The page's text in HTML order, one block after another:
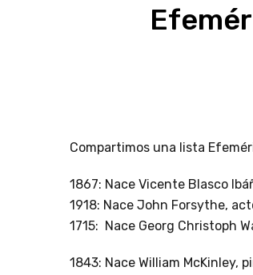
Compartimos una lista
1867: Nace Vicente Blasco
1918: Nace John Forsythe,
1715: Nace Georg Christoph
1843: Nace William McKinley,